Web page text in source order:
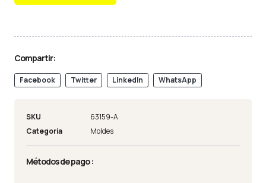
Compartir:
Facebook Twitter LinkedIn WhatsApp
SKU
63159-A
Categoría
Moldes
Métodos de pago :